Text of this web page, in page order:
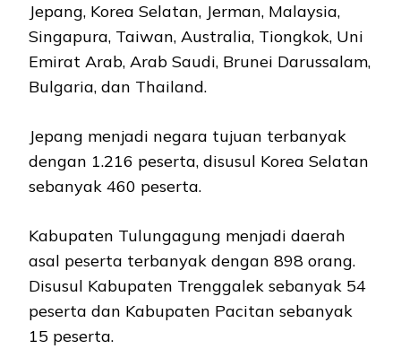
Jepang, Korea Selatan, Jerman, Malaysia,
Singapura, Taiwan, Australia, Tiongkok, Uni
Emirat Arab, Arab Saudi, Brunei Darussalam,
Bulgaria, dan Thailand.
Jepang menjadi negara tujuan terbanyak
dengan 1.216 peserta, disusul Korea Selatan
sebanyak 460 peserta.
Kabupaten Tulungagung menjadi daerah
asal peserta terbanyak dengan 898 orang.
Disusul Kabupaten Trenggalek sebanyak 54
peserta dan Kabupaten Pacitan sebanyak
15 peserta.